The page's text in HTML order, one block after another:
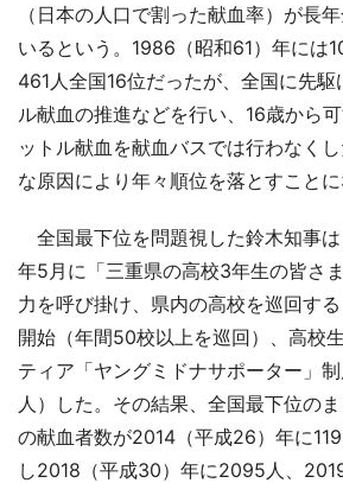
（日本の人口で割った献血率）が長
いるという。1986（昭和61）年には
461人全国16位だったが、全国に先
ル献血の推進などを行い、16歳から
ットル献血を献血バスでは行わなく
な原因により年々順位を落とすことに
全国最下位を問題視した鈴木知事は
年5月に「三重県の高校3年生の皆さ
力を呼び掛け、県内の高校を巡回す
開始（年間50校以上を巡回）、高校
ティア「ヤングミドナサポーター」
人）した。その結果、全国最下位の
の献血者数が2014（平成26）年に
し2018（平成30）年に2095人、